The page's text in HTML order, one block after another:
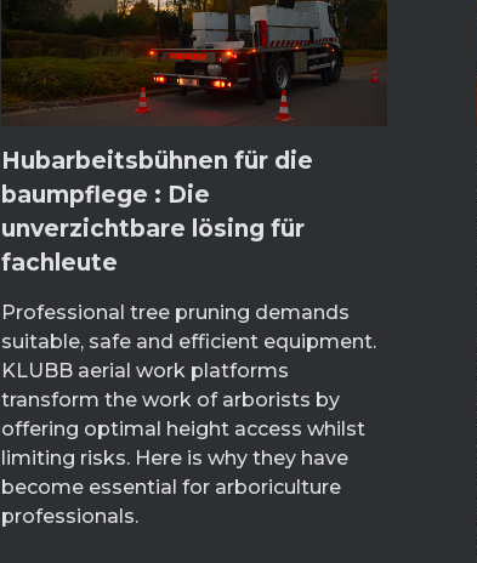
Hubarbeitsbühnen für die
baumpflege : Die
unverzichtbare lösing für
fachleute
Professional tree pruning demands
suitable, safe and efficient equipment.
KLUBB aerial work platforms
transform the work of arborists by
offering optimal height access whilst
limiting risks. Here is why they have
become essential for arboriculture
professionals.